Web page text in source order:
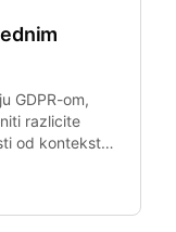
GDPR-om,
razlicite
od konteksta